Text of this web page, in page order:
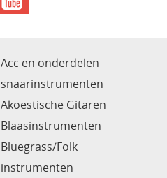
Acc en onderdelen
snaarinstrumenten
Akoestische Gitaren
Blaasinstrumenten
Bluegrass/Folk
instrumenten